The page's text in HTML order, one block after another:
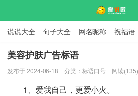
说说大全 句子大全 网名昵称 祝福语
标语口号 签名大全
美容护肤广告标语
发布于 2024-06-18 分类： 标语口号 阅读(135)
1、爱我自己，更爱小火。